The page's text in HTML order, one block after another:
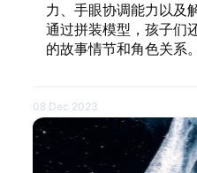
力、手眼协调能力以及
通过拼装模型，孩子们
的故事情节和角色关系。
08 Dec 2023